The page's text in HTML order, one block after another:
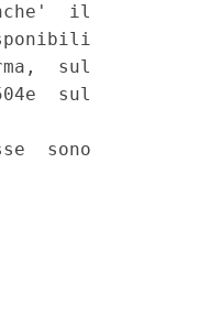
il
sul
sul
sono